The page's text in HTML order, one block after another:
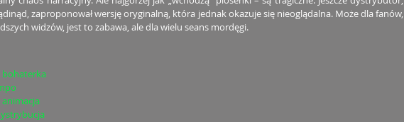
zaproponował wersję oryginalną, która jednak okazuje się nieoglądalna. Może dla fanów,
widzów, jest to zabawa, ale dla wielu seans mordęgi.
bohaterka